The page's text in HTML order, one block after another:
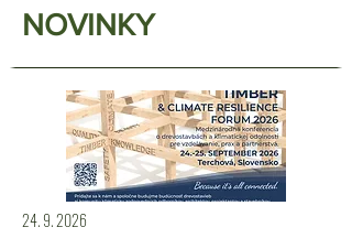
NOVINKY
24. 9. 2026